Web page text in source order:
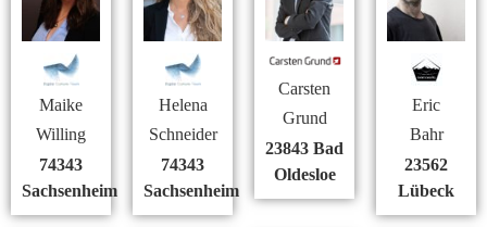
Maike
Willing
74343
Sachsenheim
Helena
Schneider
74343
Sachsenheim
Carsten
Grund
23843 Bad
Oldesloe
Eric
Bahr
23562
Lübeck